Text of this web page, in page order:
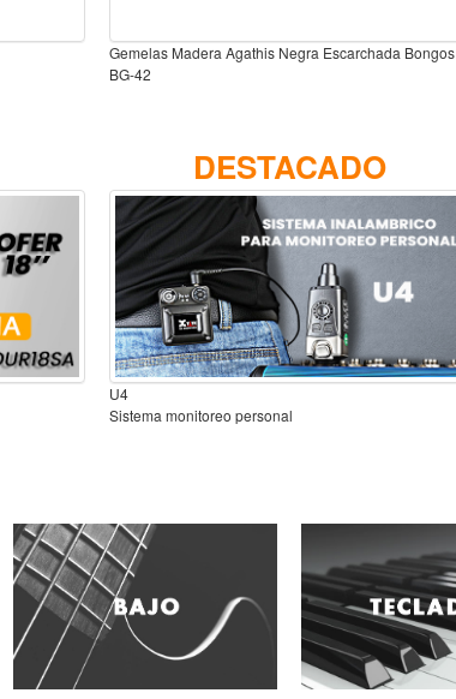
Gemelas Madera Agathis Negra Escarchada Bongos
BG-42
DESTACADO
U4
Sistema monitoreo personal